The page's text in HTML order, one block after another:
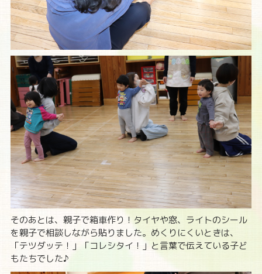
そのあとは、親子で箱車作り！タイヤや窓、ライトのシール
を親子で相談しながら貼りました。めくりにくいときは、
「テツダッテ！」「コレシタイ！」と言葉で伝えている子ど
もたちでした♪